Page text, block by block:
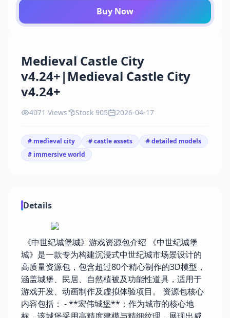
Medieval Castle City
v4.24+|Medieval Castle City
v4.24+
4071 Views Stock 905 2026-04-17
# medieval city # castle assets
# detailed models
# immersive world
Details
《中世纪城堡城》游戏资源包介绍 《中世纪城堡
城》是一款专为构建沉浸式中世纪城市场景设计的
高质量资源包，包含超过80个精心制作的3D模型，
涵盖城堡、民居、自然植被及功能性道具，适用于
游戏开发、动画制作及虚拟体验项目。 资源包核心
内容包括： - **宏伟城堡**：作为城市的核心地
Buy Now